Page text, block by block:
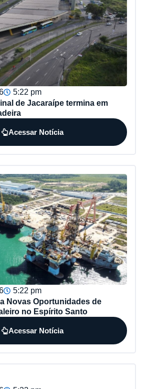
5:22 pm
de Jacaraípe termina em
Acessar Notícia
5:22 pm
Novas Oportunidades de
no Espírito Santo
Acessar Notícia